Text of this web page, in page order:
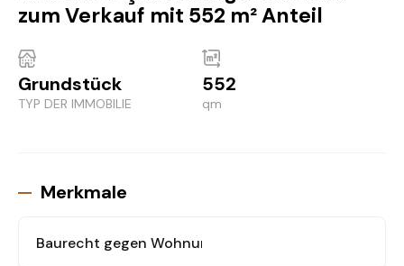
zum Verkauf mit 552 m² Anteil
Grundstück
TYP DER IMMOBILIE
552
qm
Merkmale
Baurecht gegen Wohnung